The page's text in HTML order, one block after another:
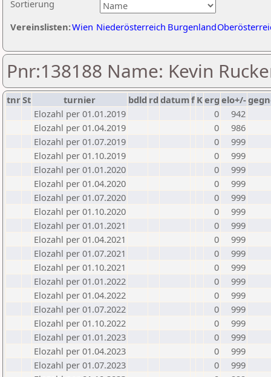
Sortierung
Vereinslisten:Wien Niederösterreich Burgenland
Pnr:138188 Name: Kevin
tnrSt turnier bdld rd datumf Kerg elo+/-
Elozahl per 01.01.2019
0
942
Elozahl per 01.04.2019
0
986
Elozahl per 01.07.2019
0
999
Elozahl per 01.10.2019
0
999
Elozahl per 01.01.2020
0
999
Elozahl per 01.04.2020
0
999
Elozahl per 01.07.2020
0
999
Elozahl per 01.10.2020
0
999
Elozahl per 01.01.2021
0
999
Elozahl per 01.04.2021
0
999
Elozahl per 01.07.2021
0
999
Elozahl per 01.10.2021
0
999
Elozahl per 01.01.2022
0
999
Elozahl per 01.04.2022
0
999
Elozahl per 01.07.2022
0
999
Elozahl per 01.10.2022
0
999
Elozahl per 01.01.2023
0
999
Elozahl per 01.04.2023
0
999
Elozahl per 01.07.2023
0
999